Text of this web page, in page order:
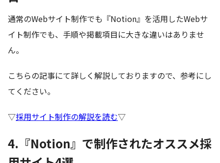
通常のWebサイト制作でも『Notion』を活用したWebサ
イト制作でも、手順や掲載項目に大きな違いはありませ
ん。
こちらの記事にて詳しく解説しておりますので、参考にし
てください。
▽採用サイト制作の解説を読む▽
4.『Notion』で制作されたオススメ採